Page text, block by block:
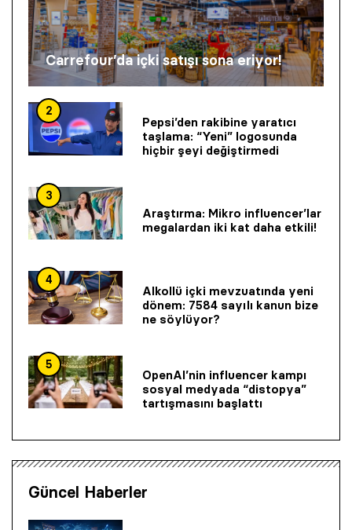
Carrefour’da içki satışı sona eriyor!
2
Pepsi’den rakibine yaratıcı
taşlama: “Yeni” logosunda
hiçbir şeyi değiştirmedi
3
Araştırma: Mikro influencer’lar
megalardan iki kat daha etkili!
4
Alkollü içki mevzuatında yeni
dönem: 7584 sayılı kanun bize
ne söylüyor?
5
OpenAI’nin influencer kampı
sosyal medyada “distopya”
tartışmasını başlattı
Güncel Haberler